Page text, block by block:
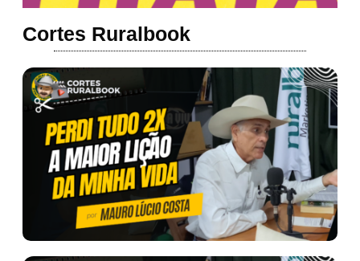
Cortes Ruralbook